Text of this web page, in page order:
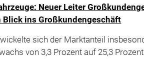
Neuer Leiter
Blick ins Großkundengeschäft
sich der Marktanteil
von 3,3 Prozent auf 25,3